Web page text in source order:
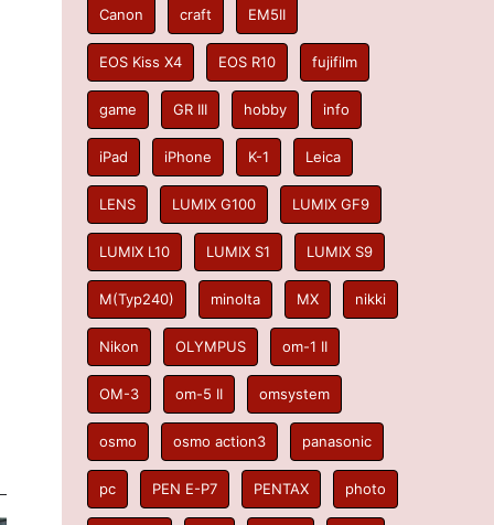
Canon craft EM5II
EOS Kiss X4 EOS R10 fujifilm
game GR III hobby info
iPad iPhone K-1 Leica
LENS LUMIX G100 LUMIX GF9
LUMIX L10 LUMIX S1 LUMIX S9
M(Typ240) minolta MX nikki
Nikon OLYMPUS om-1 II
OM-3 om-5 II omsystem
osmo osmo action3 panasonic
pc PEN E-P7 PENTAX photo